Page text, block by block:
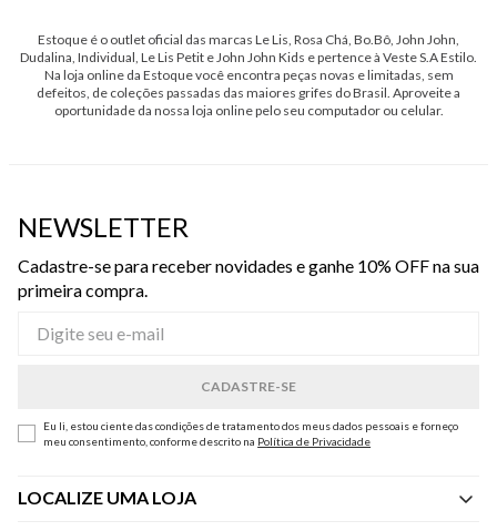
Estoque é o outlet oficial das marcas Le Lis, Rosa Chá, Bo.Bô, John John,
Dudalina, Individual, Le Lis Petit e John John Kids e pertence à Veste S.A Estilo.
Na loja online da Estoque você encontra peças novas e limitadas, sem
defeitos, de coleções passadas das maiores grifes do Brasil. Aproveite a
oportunidade da nossa loja online pelo seu computador ou celular.
NEWSLETTER
Cadastre-se para receber novidades e ganhe 10% OFF na sua
primeira compra.
Eu li, estou ciente das condições de tratamento dos meus dados pessoais e forneço
meu consentimento, conforme descrito na Política de Privacidade
LOCALIZE UMA LOJA